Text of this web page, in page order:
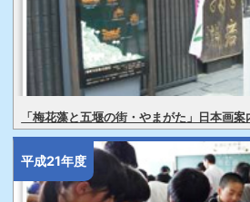
「梅花藻と五堰の街・やまがた」日本画
平成21年度